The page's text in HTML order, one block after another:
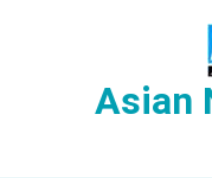
Asian